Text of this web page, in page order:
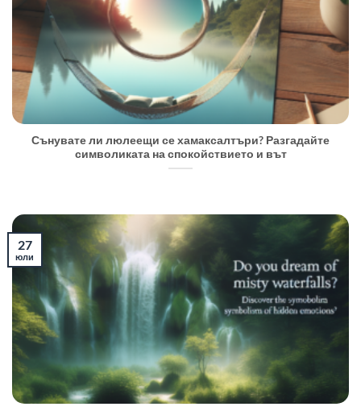
Сънувате ли люлеещи се хамаксалтъри? Разгадайте
символиката на спокойствието и вът
27
юли